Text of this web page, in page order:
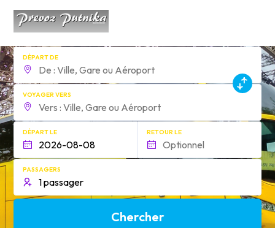
DÉPART DE
VOYAGER VERS
DÉPART LE RETOUR LE
PASSAGERS
Chercher